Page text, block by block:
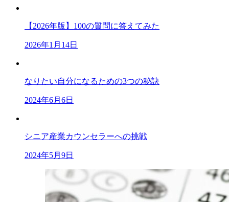
【2026年版】100の質問に答えてみた
2026年1月14日
なりたい自分になるための3つの秘訣
2024年6月6日
シニア産業カウンセラーへの挑戦
2024年5月9日